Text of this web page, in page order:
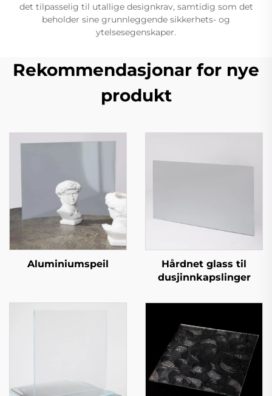
det tilpasselig til utallige designkrav, samtidig som det
beholder sine grunnleggende sikkerhets- og
ytelsesegenskaper.
Rekommendasjonar for nye
produkt
Aluminiumspeil
Hårdnet glass til
dusjinnkapslinger